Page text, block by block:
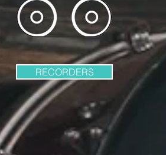
RECORDERS